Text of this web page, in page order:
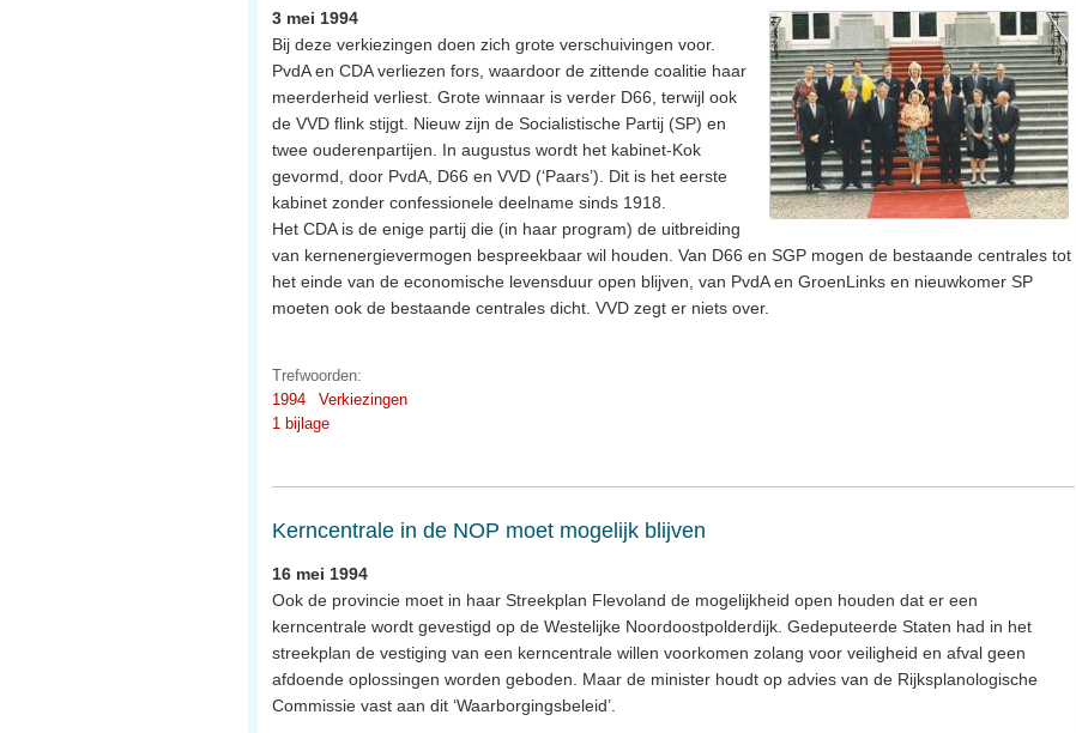
3 mei 1994
Bij deze verkiezingen doen zich grote verschuivingen voor.
PvdA en CDA verliezen fors, waardoor de zittende coalitie haar
meerderheid verliest. Grote winnaar is verder D66, terwijl ook
de VVD flink stijgt. Nieuw zijn de Socialistische Partij (SP) en
twee ouderenpartijen. In augustus wordt het kabinet-Kok
gevormd, door PvdA, D66 en VVD (‘Paars’). Dit is het eerste
kabinet zonder confessionele deelname sinds 1918.
Het CDA is de enige partij die (in haar program) de uitbreiding
van kernenergievermogen bespreekbaar wil houden. Van D66 en SGP mogen de bestaande centrales tot
het einde van de economische levensduur open blijven, van PvdA en GroenLinks en nieuwkomer SP
moeten ook de bestaande centrales dicht. VVD zegt er niets over.
Trefwoorden:
1994
Verkiezingen
1 bijlage
Kerncentrale in de NOP moet mogelijk blijven
16 mei 1994
Ook de provincie moet in haar Streekplan Flevoland de mogelijkheid open houden dat er een
kerncentrale wordt gevestigd op de Westelijke Noordoostpolderdijk. Gedeputeerde Staten had in het
streekplan de vestiging van een kerncentrale willen voorkomen zolang voor veiligheid en afval geen
afdoende oplossingen worden geboden. Maar de minister houdt op advies van de Rijksplanologische
Commissie vast aan dit ‘Waarborgingsbeleid’.